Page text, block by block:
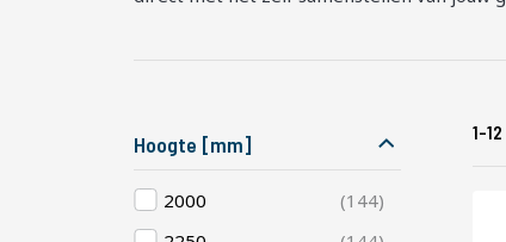
Hoogte [mm]
2000 144
producten
1-12